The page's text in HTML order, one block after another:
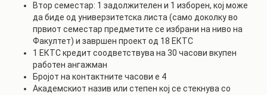
Втор семестар: 1 задолжителен и 1 изборен, кој може
да биде од универзитетска листа (само доколку во
првиот семестар предметите се избрани на ниво на
Факултет) и завршен проект од 18 ЕКТС
1 ЕКТС кредит соодветствува на 30 часови вкупен
работен ангажман
Бројот на контактните часови е 4
Академскиот назив или степен кој се стекнува со